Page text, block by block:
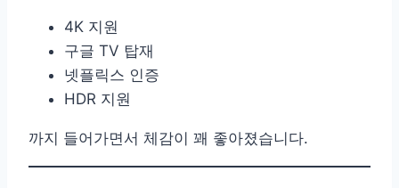
4K 지원
구글 TV 탑재
넷플릭스 인증
HDR 지원
까지 들어가면서 체감이 꽤 좋아졌습니다.